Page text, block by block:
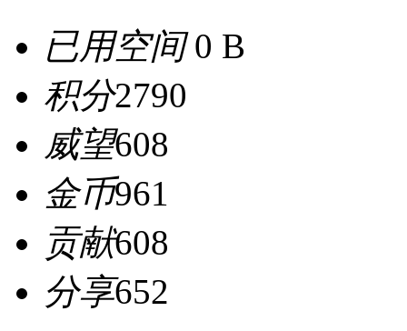
已用空间0 B
积分2790
威望608
金币961
贡献608
分享652